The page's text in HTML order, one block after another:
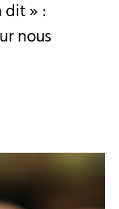
dit » :
nous